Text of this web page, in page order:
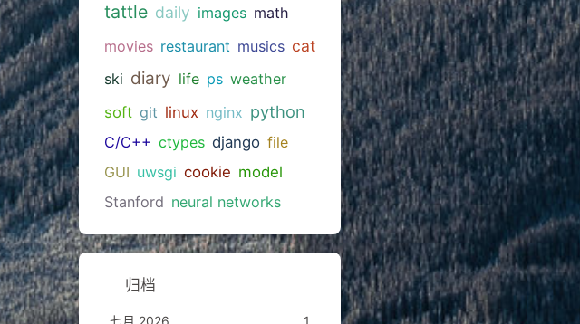
tattle daily images math
movies restaurant musics cat
ski diary life ps weather
soft git linux nginx python
C/C++ ctypes django file
GUI uwsgi cookie model
Stanford neural networks
归档